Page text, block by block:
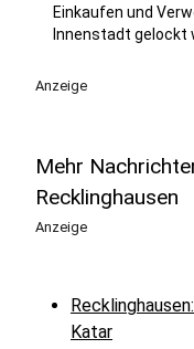
Einkaufen und
Innenstadt gelockt
Anzeige
Mehr
Recklinghausen
Anzeige
Katar